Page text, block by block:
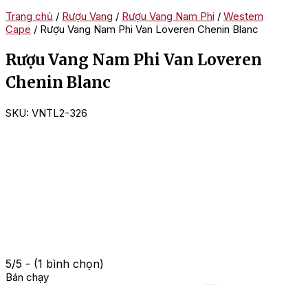
Trang chủ / Rượu Vang / Rượu Vang Nam Phi / Western
Cape / Rượu Vang Nam Phi Van Loveren Chenin Blanc
Rượu Vang Nam Phi Van Loveren
Chenin Blanc
SKU: VNTL2-326
5/5 - (1 bình chọn)
Bán chạy